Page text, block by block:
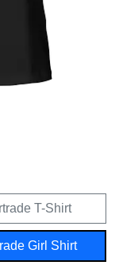
T-Shirt
Girl Shirt